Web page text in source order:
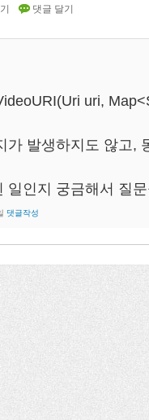
uri,
가 발생하지도 않고,
일인지 궁금해서 질
댓글작성